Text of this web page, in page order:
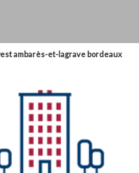
ambarès-et-lagrave bordeaux